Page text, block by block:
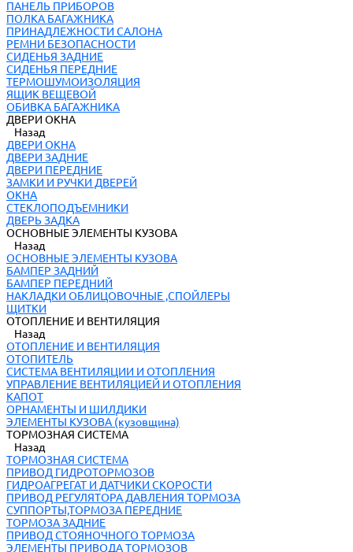
ПАНЕЛЬ ПРИБОРОВ
ПОЛКА БАГАЖНИКА
ПРИНАДЛЕЖНОСТИ САЛОНА
РЕМНИ БЕЗОПАСНОСТИ
СИДЕНЬЯ ЗАДНИЕ
СИДЕНЬЯ ПЕРЕДНИЕ
ТЕРМОШУМОИЗОЛЯЦИЯ
ЯЩИК ВЕЩЕВОЙ
ОБИВКА БАГАЖНИКА
ДВЕРИ ОКНА
Назад
ДВЕРИ ОКНА
ДВЕРИ ЗАДНИЕ
ДВЕРИ ПЕРЕДНИЕ
ЗАМКИ И РУЧКИ ДВЕРЕЙ
ОКНА
СТЕКЛОПОДЪЕМНИКИ
ДВЕРЬ ЗАДКА
ОСНОВНЫЕ ЭЛЕМЕНТЫ КУЗОВА
Назад
ОСНОВНЫЕ ЭЛЕМЕНТЫ КУЗОВА
БАМПЕР ЗАДНИЙ
БАМПЕР ПЕРЕДНИЙ
НАКЛАДКИ ОБЛИЦОВОЧНЫЕ ,СПОЙЛЕРЫ
ЩИТКИ
ОТОПЛЕНИЕ И ВЕНТИЛЯЦИЯ
Назад
ОТОПЛЕНИЕ И ВЕНТИЛЯЦИЯ
ОТОПИТЕЛЬ
СИСТЕМА ВЕНТИЛЯЦИИ И ОТОПЛЕНИЯ
УПРАВЛЕНИЕ ВЕНТИЛЯЦИЕЙ И ОТОПЛЕНИЯ
КАПОТ
ОРНАМЕНТЫ И ШИЛДИКИ
ЭЛЕМЕНТЫ КУЗОВА (кузовщина)
ТОРМОЗНАЯ СИСТЕМА
Назад
ТОРМОЗНАЯ СИСТЕМА
ПРИВОД ГИДРОТОРМОЗОВ
ГИДРОАГРЕГАТ И ДАТЧИКИ СКОРОСТИ
ПРИВОД РЕГУЛЯТОРА ДАВЛЕНИЯ ТОРМОЗА
СУППОРТЫ,ТОРМОЗА ПЕРЕДНИЕ
ТОРМОЗА ЗАДНИЕ
ПРИВОД СТОЯНОЧНОГО ТОРМОЗА
ЭЛЕМЕНТЫ ПРИВОДА ТОРМОЗОВ